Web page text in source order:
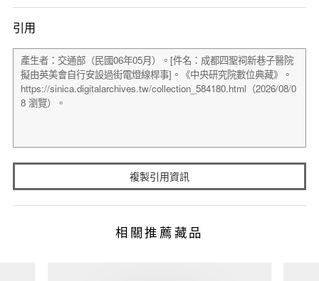
引用
複製引用資訊
相關推薦藏品